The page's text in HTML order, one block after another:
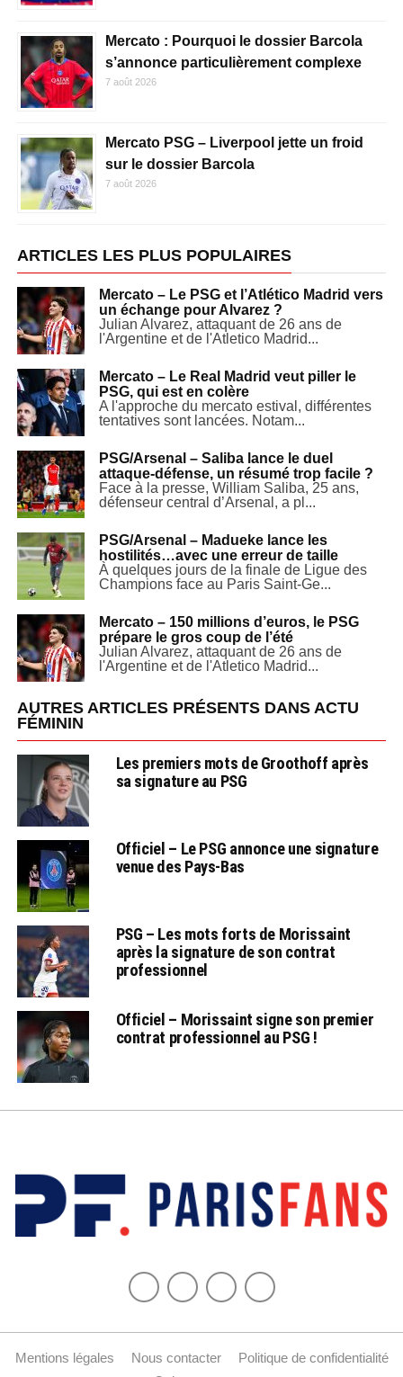
Mercato : Pourquoi le dossier Barcola
s’annonce particulièrement complexe
7 août 2026
Mercato PSG – Liverpool jette un froid
sur le dossier Barcola
7 août 2026
ARTICLES LES PLUS POPULAIRES
Mercato – Le PSG et l’Atlético Madrid vers
un échange pour Alvarez ?
Julian Alvarez, attaquant de 26 ans de
l'Argentine et de l'Atletico Madrid...
Mercato – Le Real Madrid veut piller le
PSG, qui est en colère
A l'approche du mercato estival, différentes
tentatives sont lancées. Notam...
PSG/Arsenal – Saliba lance le duel
attaque-défense, un résumé trop facile ?
Face à la presse, William Saliba, 25 ans,
défenseur central d’Arsenal, a pl...
PSG/Arsenal – Madueke lance les
hostilités…avec une erreur de taille
À quelques jours de la finale de Ligue des
Champions face au Paris Saint-Ge...
Mercato – 150 millions d’euros, le PSG
prépare le gros coup de l’été
Julian Alvarez, attaquant de 26 ans de
l'Argentine et de l'Atletico Madrid...
AUTRES ARTICLES PRÉSENTS DANS ACTU
FÉMININ
Les premiers mots de Groothoff après
sa signature au PSG
Officiel – Le PSG annonce une signature
venue des Pays-Bas
PSG – Les mots forts de Morissaint
après la signature de son contrat
professionnel
Officiel – Morissaint signe son premier
contrat professionnel au PSG !
Mentions légales Nous contacter
Politique de confidentialité